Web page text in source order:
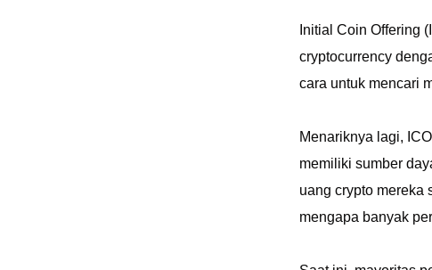
Initial Coin Offering
cryptocurrency
cara untuk mencari
Menariknya lagi,
memiliki sumber
uang crypto mereka
mengapa banyak